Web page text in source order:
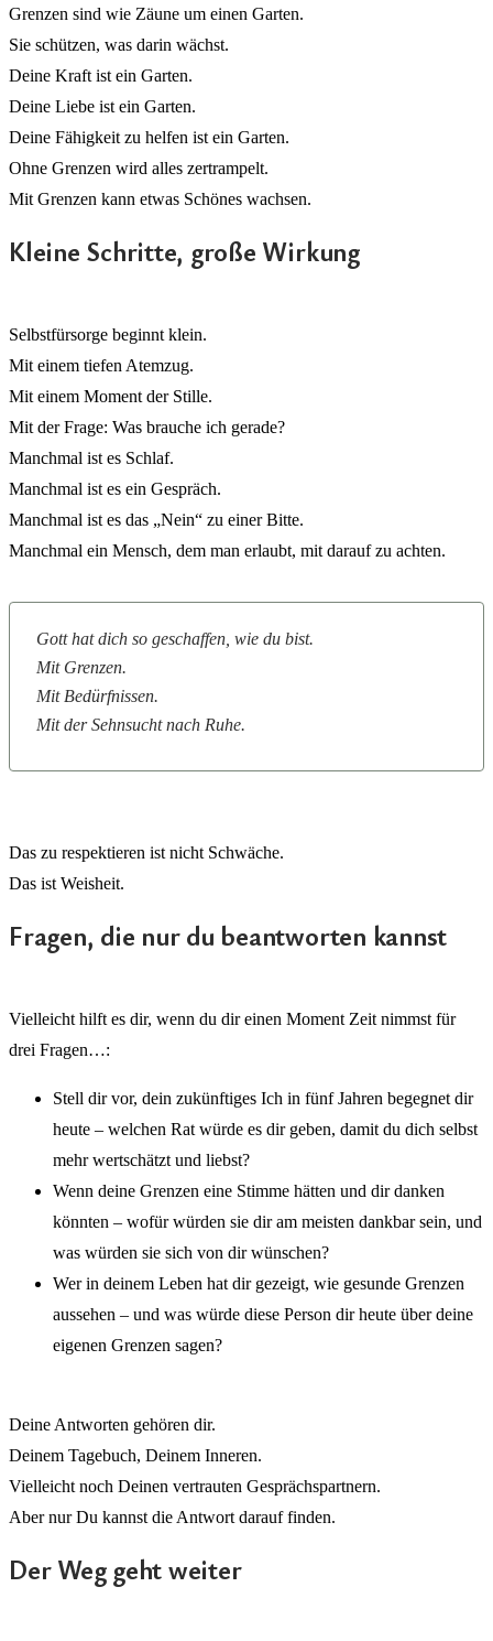
Grenzen sind wie Zäune um einen Garten.
Sie schützen, was darin wächst.
Deine Kraft ist ein Garten.
Deine Liebe ist ein Garten.
Deine Fähigkeit zu helfen ist ein Garten.
Ohne Grenzen wird alles zertrampelt.
Mit Grenzen kann etwas Schönes wachsen.
Kleine Schritte, große Wirkung
Selbstfürsorge beginnt klein.
Mit einem tiefen Atemzug.
Mit einem Moment der Stille.
Mit der Frage: Was brauche ich gerade?
Manchmal ist es Schlaf.
Manchmal ist es ein Gespräch.
Manchmal ist es das „Nein“ zu einer Bitte.
Manchmal ein Mensch, dem man erlaubt, mit darauf zu achten.
Gott hat dich so geschaffen, wie du bist.
Mit Grenzen.
Mit Bedürfnissen.
Mit der Sehnsucht nach Ruhe.
Das zu respektieren ist nicht Schwäche.
Das ist Weisheit.
Fragen, die nur du beantworten kannst
Vielleicht hilft es dir, wenn du dir einen Moment Zeit nimmst für
drei Fragen…:
Stell dir vor, dein zukünftiges Ich in fünf Jahren begegnet dir
heute – welchen Rat würde es dir geben, damit du dich selbst
mehr wertschätzt und liebst?
Wenn deine Grenzen eine Stimme hätten und dir danken
könnten – wofür würden sie dir am meisten dankbar sein, und
was würden sie sich von dir wünschen?
Wer in deinem Leben hat dir gezeigt, wie gesunde Grenzen
aussehen – und was würde diese Person dir heute über deine
eigenen Grenzen sagen?
Deine Antworten gehören dir.
Deinem Tagebuch, Deinem Inneren.
Vielleicht noch Deinen vertrauten Gesprächspartnern.
Aber nur Du kannst die Antwort darauf finden.
Der Weg geht weiter